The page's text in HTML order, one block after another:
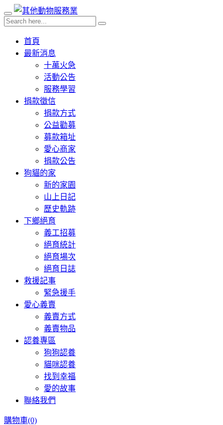
首頁
最新消息
十萬火急
活動公告
服務學習
捐款徵信
捐款方式
公益勸募
募款箱址
愛心商家
捐款公告
狗貓的家
新的家園
山上日記
歷史軌跡
下鄉絕育
義工招募
絕育統計
絕育場次
絕育日誌
救援記事
緊急援手
愛心義賣
義賣方式
義賣物品
認養專區
狗狗認養
貓咪認養
找到幸福
愛的故事
聯絡我們
購物車(0)